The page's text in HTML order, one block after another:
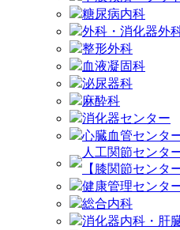
糖尿病内科
外科・消化器外
整形外科
血液凝固科
泌尿器科
麻酔科
消化器センター
心臓血管センタ
人工関節センタ
【膝関節センタ
健康管理センタ
総合内科
消化器内科・肝